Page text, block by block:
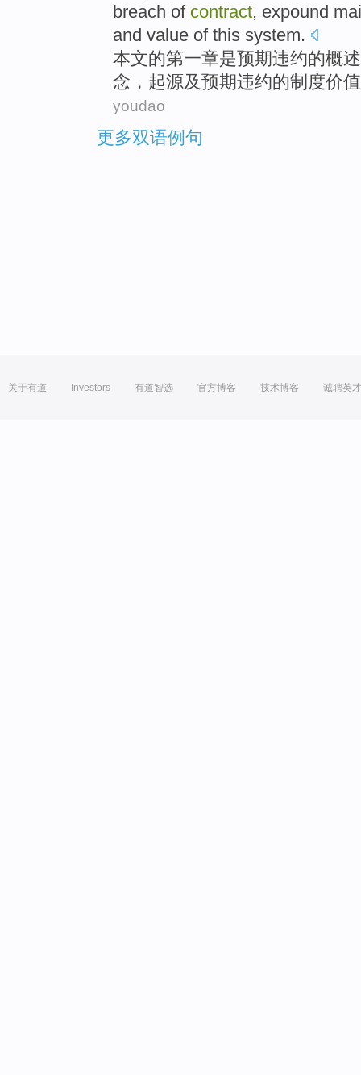
breach of contract, expound
and value of this system.
本文的第一章是预期违约的概述
念 ， 起源及预期违约的制度价值
youdao
更多双语例句
关于有道 Investors 有道智选 官方博客 技术博客 诚聘英才